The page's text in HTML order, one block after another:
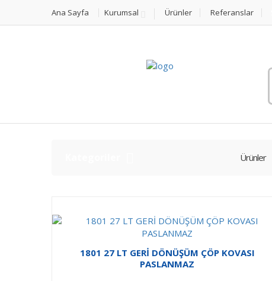
Ana Sayfa Kurumsal Ürünler Referanslar
Ürünler
1801 27 LT GERİ DÖNÜŞÜM ÇÖP KOVASI
PASLANMAZ